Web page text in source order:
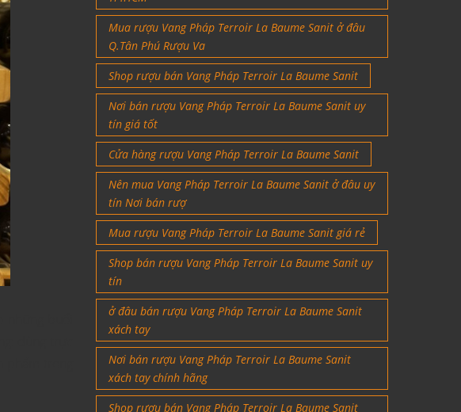
Mua rượu Vang Pháp Terroir La Baume Sanit ở đâu
Q.Tân Phú Rượu Va
Shop rượu bán Vang Pháp Terroir La Baume Sanit
Nơi bán rượu Vang Pháp Terroir La Baume Sanit uy
tín giá tốt
Cửa hàng rượu Vang Pháp Terroir La Baume Sanit
Nên mua Vang Pháp Terroir La Baume Sanit ở đâu uy
tín Nơi bán rượ
Mua rượu Vang Pháp Terroir La Baume Sanit giá rẻ
Shop bán rượu Vang Pháp Terroir La Baume Sanit uy
tín
ở đâu bán rượu Vang Pháp Terroir La Baume Sanit
xách tay
Nơi bán rượu Vang Pháp Terroir La Baume Sanit
xách tay chính hãng
Shop rượu bán Vang Pháp Terroir La Baume Sanit